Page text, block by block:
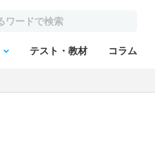
テスト・教材 コラム